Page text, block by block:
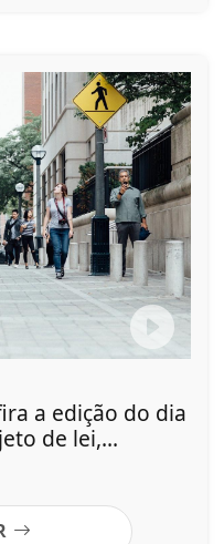
a edição do dia
de lei,...